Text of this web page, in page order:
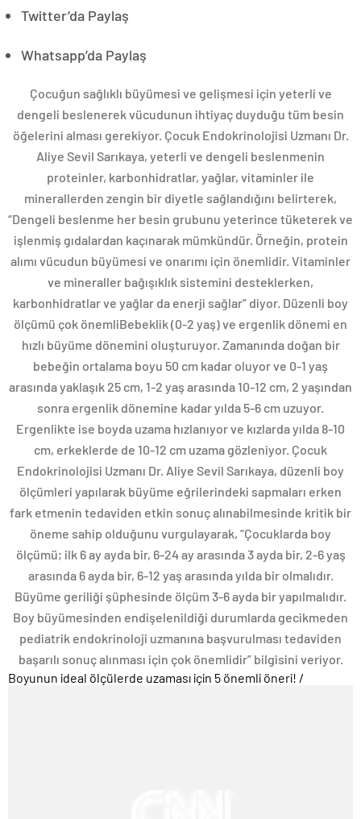
Twitter’da Paylaş
Whatsapp’da Paylaş
Çocuğun sağlıklı büyümesi ve gelişmesi için yeterli ve
dengeli beslenerek vücudunun ihtiyaç duyduğu tüm besin
öğelerini alması gerekiyor. Çocuk Endokrinolojisi Uzmanı Dr.
Aliye Sevil Sarıkaya, yeterli ve dengeli beslenmenin
proteinler, karbonhidratlar, yağlar, vitaminler ile
minerallerden zengin bir diyetle sağlandığını belirterek,
“Dengeli beslenme her besin grubunu yeterince tüketerek ve
işlenmiş gıdalardan kaçınarak mümkündür. Örneğin, protein
alımı vücudun büyümesi ve onarımı için önemlidir. Vitaminler
ve mineraller bağışıklık sistemini desteklerken,
karbonhidratlar ve yağlar da enerji sağlar” diyor. Düzenli boy
ölçümü çok önemliBebeklik (0-2 yaş) ve ergenlik dönemi en
hızlı büyüme dönemini oluşturuyor. Zamanında doğan bir
bebeğin ortalama boyu 50 cm kadar oluyor ve 0-1 yaş
arasında yaklaşık 25 cm, 1-2 yaş arasında 10-12 cm, 2 yaşından
sonra ergenlik dönemine kadar yılda 5-6 cm uzuyor.
Ergenlikte ise boyda uzama hızlanıyor ve kızlarda yılda 8-10
cm, erkeklerde de 10-12 cm uzama gözleniyor. Çocuk
Endokrinolojisi Uzmanı Dr. Aliye Sevil Sarıkaya, düzenli boy
ölçümleri yapılarak büyüme eğrilerindeki sapmaları erken
fark etmenin tedaviden etkin sonuç alınabilmesinde kritik bir
öneme sahip olduğunu vurgulayarak, “Çocuklarda boy
ölçümü; ilk 6 ay ayda bir, 6-24 ay arasında 3 ayda bir, 2-6 yaş
arasında 6 ayda bir, 6-12 yaş arasında yılda bir olmalıdır.
Büyüme geriliği şüphesinde ölçüm 3-6 ayda bir yapılmalıdır.
Boy büyümesinden endişelenildiği durumlarda gecikmeden
pediatrik endokrinoloji uzmanına başvurulması tedaviden
başarılı sonuç alınması için çok önemlidir” bilgisini veriyor.
Boyunun ideal ölçülerde uzaması için 5 önemli öneri! /